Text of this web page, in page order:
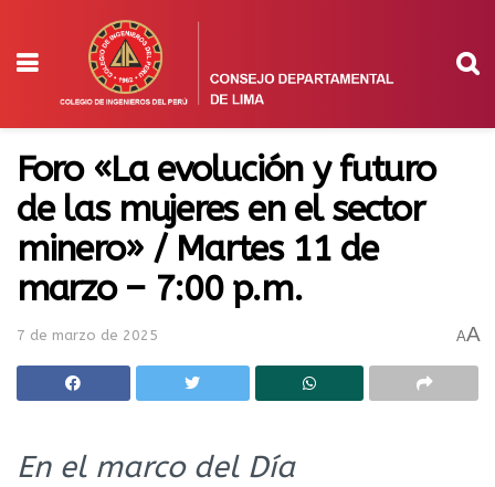
Foro «La evolución y futuro
de las mujeres en el sector
minero» / Martes 11 de
marzo – 7:00 p.m.
7 de marzo de 2025 AA
En el marco del Día